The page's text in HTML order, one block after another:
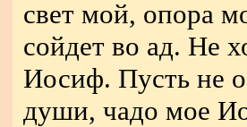
свет мой, опора
сойдет во ад. Не
Иосиф. Пусть не
души, чадо мое